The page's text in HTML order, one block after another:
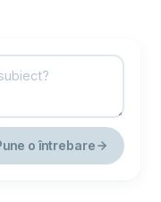
o întrebare